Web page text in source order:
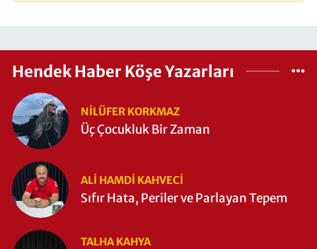
Hendek Haber Köşe Yazarları
NILÜFER KORKMAZ
Üç Çocukluk Bir Zaman
ALI HAMDI KAHVECİ
Sıfır Hata, Periler ve Parlayan Tepem
TALHA KAHYA